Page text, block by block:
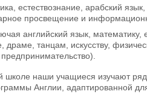
естествознание, арабский
просвещение и
английский язык, математику,
танцам, искусству,
наши учащиеся изучают
Англии, адаптированной